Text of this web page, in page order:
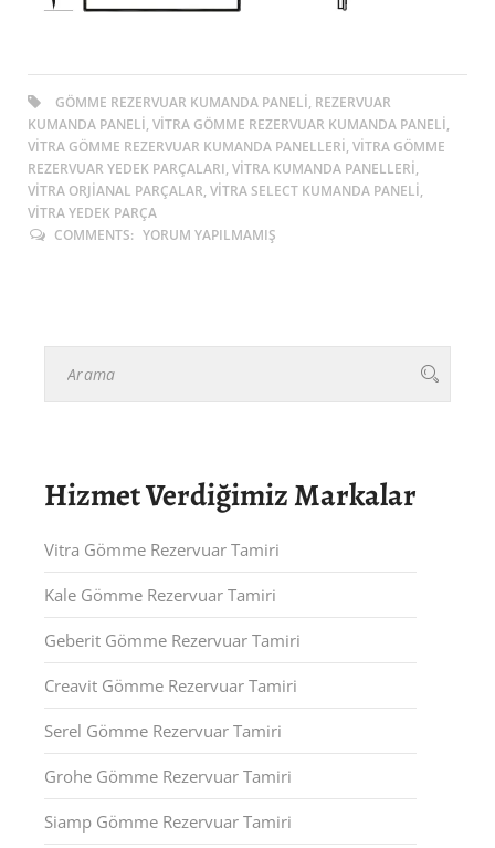
GÖMME REZERVUAR KUMANDA PANELI, REZERVUAR
KUMANDA PANELI, VITRA GÖMME REZERVUAR KUMANDA PANELI,
VITRA GÖMME REZERVUAR KUMANDA PANELLERI, VITRA GÖMME
REZERVUAR YEDEK PARÇALARI, VITRA KUMANDA PANELLERI,
VITRA ORJIANAL PARÇALAR, VITRA SELECT KUMANDA PANELI,
VITRA YEDEK PARÇA
COMMENTS: YORUM YAPILMAMIŞ
Hizmet Verdiğimiz Markalar
Vitra Gömme Rezervuar Tamiri
Kale Gömme Rezervuar Tamiri
Geberit Gömme Rezervuar Tamiri
Creavit Gömme Rezervuar Tamiri
Serel Gömme Rezervuar Tamiri
Grohe Gömme Rezervuar Tamiri
Siamp Gömme Rezervuar Tamiri